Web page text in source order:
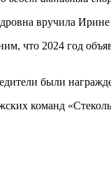
вручила
что 2024 год
были
команд